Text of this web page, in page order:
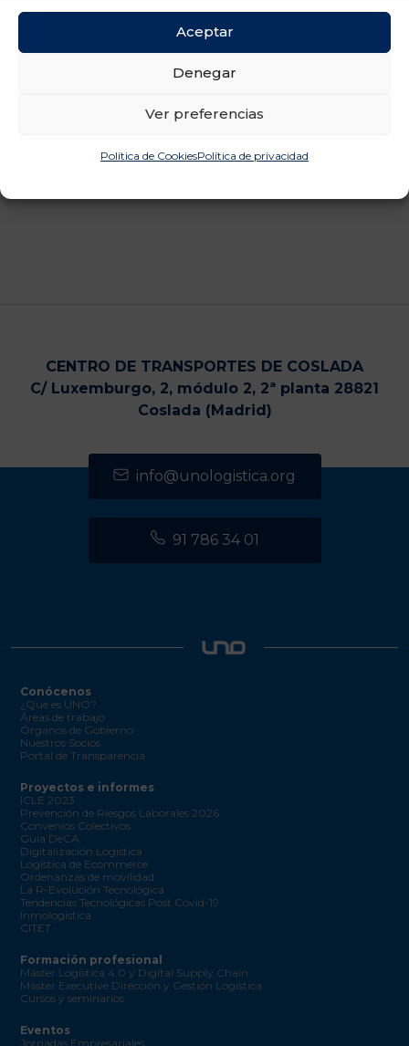
Aceptar
Denegar
Ver preferencias
Política de CookiesPolítica de privacidad
CENTRO DE TRANSPORTES DE COSLADA
C/ Luxemburgo, 2, módulo 2, 2ª planta 28821
Coslada (Madrid)
info@unologistica.org
91 786 34 01
Conócenos
¿Qué es UNO?
Áreas de trabajo
Órganos de Gobierno
Nuestros Socios
Portal de Transparencia
Proyectos e informes
ICLE 2023
Prevención de Riesgos Laborales 2026
Convenios Colectivos
Guía DeCA
Digitalización Logística
Logística de Ecommerce
Ordenanzas de movilidad
La R-Evolución Tecnológica
Tendencias Tecnológicas Post Covid-19
Inmologística
CITET
Formación profesional
Máster Logística 4.0 y Digital Supply Chain
Máster Executive Dirección y Gestión Logística
Cursos y seminarios
Eventos
Jornadas Empresariales